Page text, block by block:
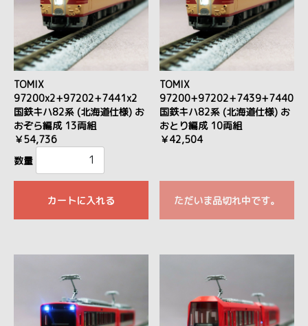
TOMIX
97200x2+97202+7441x2
国鉄キハ82系 (北海道仕様) お
おぞら編成 13両組
￥54,736
数量
カートに入れる
TOMIX
国鉄キハ82系 (北海道仕様) お
おとり編成 10両組
￥42,504
ただいま品切れ中です。